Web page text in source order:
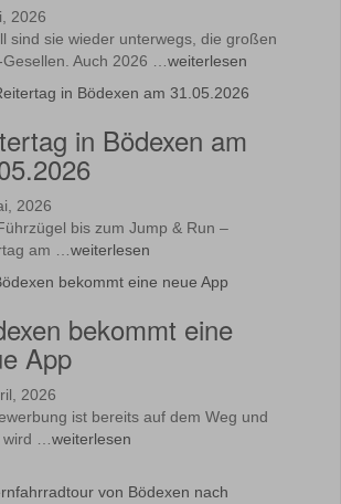
2026
sind sie wieder unterwegs, die großen
Auch 2026 … weiterlesen
in Bödexen am
2026
bis zum Jump & Run –
am … weiterlesen
bekommt eine
App
2026
ist bereits auf dem Weg und
wird …weiterlesen